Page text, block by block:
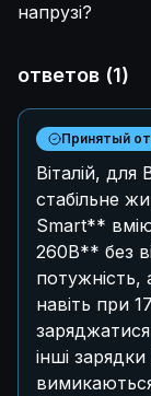
напрузі?
ответов (1)
Принятый
Віталій,
стабільне
Smart**
260В** без
потужність,
навіть при
інші